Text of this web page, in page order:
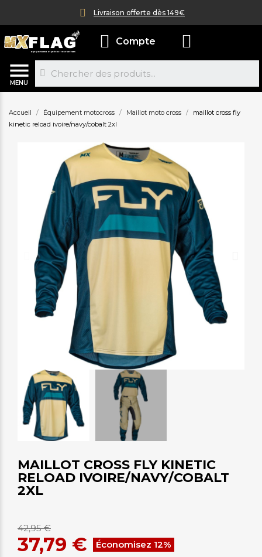
Livraison offerte dès 149€
MENU
Compte
Accueil Équipement motocross Maillot moto cross
maillot cross fly
kinetic reload ivoire/navy/cobalt 2xl
MAILLOT CROSS FLY KINETIC
RELOAD IVOIRE/NAVY/COBALT
2XL
42,95 €
37,79 € Économisez 12%